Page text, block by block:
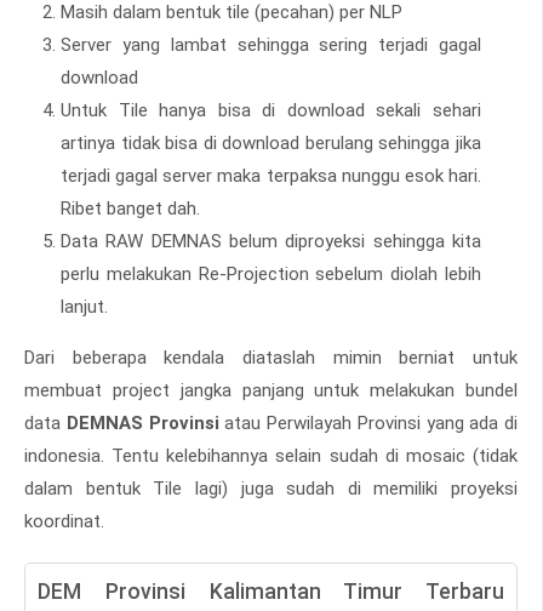
Masih dalam bentuk tile (pecahan) per NLP
Server yang lambat sehingga sering terjadi gagal
download
Untuk Tile hanya bisa di download sekali sehari
artinya tidak bisa di download berulang sehingga jika
terjadi gagal server maka terpaksa nunggu esok hari.
Ribet banget dah.
Data RAW DEMNAS belum diproyeksi sehingga kita
perlu melakukan Re-Projection sebelum diolah lebih
lanjut.
Dari beberapa kendala diataslah mimin berniat untuk
membuat project jangka panjang untuk melakukan bundel
data DEMNAS Provinsi atau Perwilayah Provinsi yang ada di
indonesia. Tentu kelebihannya selain sudah di mosaic (tidak
dalam bentuk Tile lagi) juga sudah di memiliki proyeksi
koordinat.
DEM Provinsi Kalimantan Timur Terbaru